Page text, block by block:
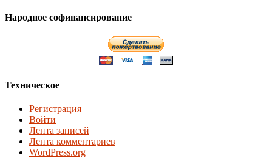
Народное софинансирование
Техническое
Регистрация
Войти
Лента записей
Лента комментариев
WordPress.org